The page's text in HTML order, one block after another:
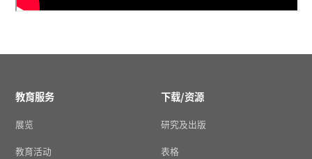
教育服务
展览
教育活动
下载/资源
研究及出版
表格